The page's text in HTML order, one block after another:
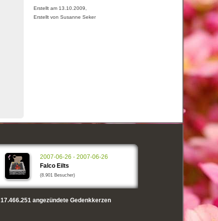
Erstellt am 13.10.2009,
Erstellt von Susanne Seker
2007-06-26 - 2007-06-26
Falco Eilts
(8.901 Besucher)
17.466.251angezündete Gedenkkerzen